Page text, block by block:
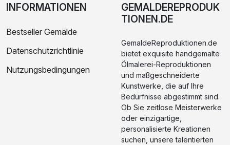
INFORMATIONEN
Bestseller Gemälde
Datenschutzrichtlinie
Nutzungsbedingungen
GEMALDEREPRODUK
TIONEN.DE
GemaldeReproduktionen.de
bietet exquisite handgemalte
Ölmalerei-Reproduktionen
und maßgeschneiderte
Kunstwerke, die auf Ihre
Bedürfnisse abgestimmt sind.
Ob Sie zeitlose Meisterwerke
oder einzigartige,
personalisierte Kreationen
suchen, unsere talentierten